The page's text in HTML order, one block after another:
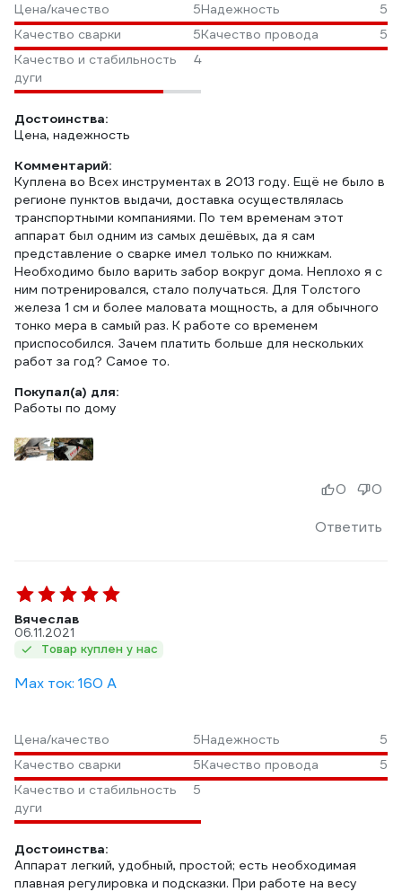
Цена/качество 5Надежность
5
Качество сварки
5Качество провода
5
Качество и стабильность
дуги
4
Достоинства:
Цена, надежность
Комментарий:
Куплена во Всех инструментах в 2013 году. Ещё не было в
регионе пунктов выдачи, доставка осуществлялась
транспортными компаниями. По тем временам этот
аппарат был одним из самых дешёвых, да я сам
представление о сварке имел только по книжкам.
Необходимо было варить забор вокруг дома. Неплохо я с
ним потренировался, стало получаться. Для Толстого
железа 1 см и более маловата мощность, а для обычного
тонко мера в самый раз. К работе со временем
приспособился. Зачем платить больше для нескольких
работ за год? Самое то.
Покупал(а) для:
Работы по дому
Ответить
0 0
Вячеслав
06.11.2021
Товар куплен у нас
Max ток: 160 А
Цена/качество 5Надежность
5
Качество сварки
5Качество провода
5
Качество и стабильность
дуги
5
Достоинства:
Аппарат легкий, удобный, простой; есть необходимая
плавная регулировка и подсказки. При работе на весу